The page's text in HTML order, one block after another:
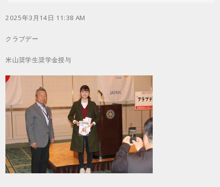
2025年3月14日 11:38 AM
クラブデー
米山奨学生奨学金授与